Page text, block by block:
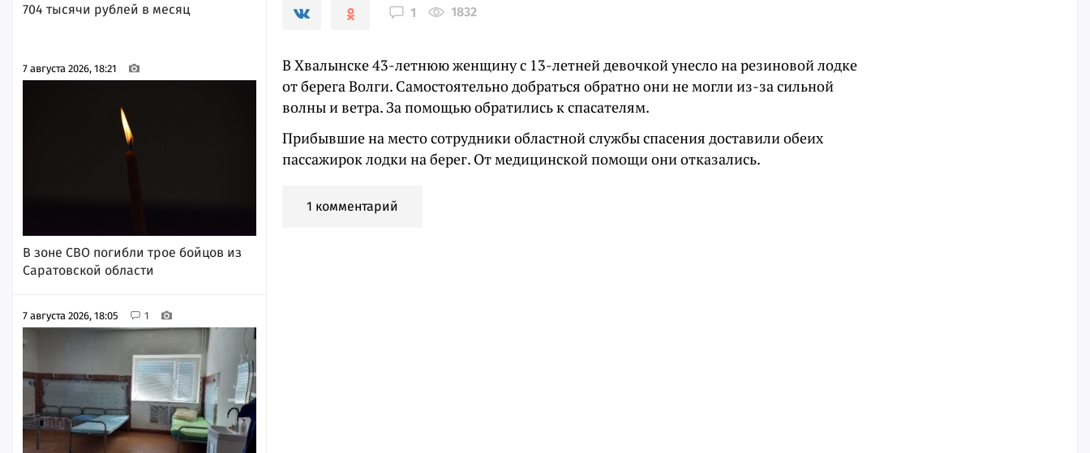
704 тысячи рублей в месяц
7 августа 2026, 18:21
В зоне СВО погибли трое бойцов из
Саратовской области
7 августа 2026, 18:05 1
1 1832
В Хвалынске 43-летнюю женщину с 13-летней девочкой унесло на резиновой лодке
от берега Волги. Самостоятельно добраться обратно они не могли из-за сильной
волны и ветра. За помощью обратились к спасателям.
Прибывшие на место сотрудники областной службы спасения доставили обеих
пассажирок лодки на берег. От медицинской помощи они отказались.
1 комментарий